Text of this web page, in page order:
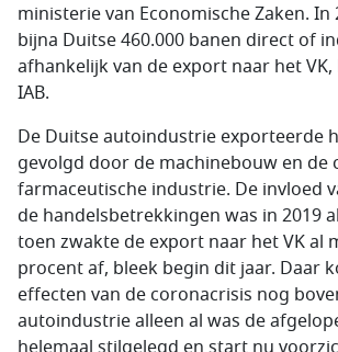
ministerie van Economische Zaken. In
bijna Duitse 460.000 banen direct of
afhankelijk van de export naar het
IAB.
De Duitse autoindustrie exporteerde
gevolgd door de machinebouw en de
farmaceutische industrie. De invloed
de handelsbetrekkingen was in 2019
toen zwakte de export naar het VK al
procent af, bleek begin dit jaar. Daar
effecten van de coronacrisis nog
autoindustrie alleen al was de